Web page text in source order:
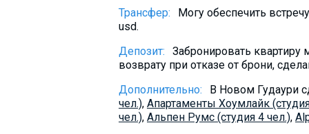
Трансфер:
Могу обеспечить
usd.
Депозит:
Забронировать
возврату при отказе от брони,
Дополнительно:
В Новом Гудаури
чел.), Aпартаменты Хоумлайк
чел.), Альпен Румс (студия 4 чел.),